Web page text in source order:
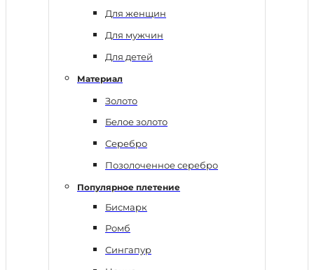
Для женщин
Для мужчин
Для детей
Материал
Золото
Белое золото
Серебро
Позолоченное серебро
Популярное плетение
Бисмарк
Ромб
Сингапур